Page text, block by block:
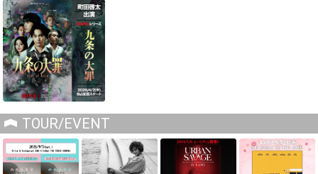
TOUR/EVENT